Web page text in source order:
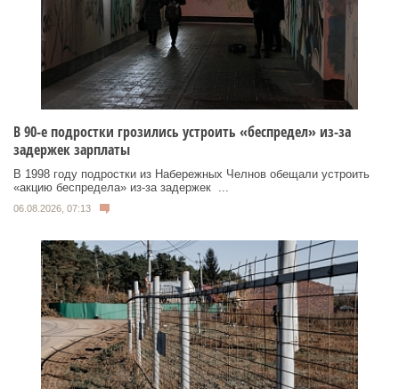
В 90-е подростки грозились устроить «беспредел» из-за
задержек зарплаты
В 1998 году подростки из Набережных Челнов обещали устроить
«акцию беспредела» из‑за задержек ...
06.08.2026, 07:13